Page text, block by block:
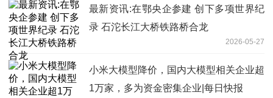
最新资讯:在鄂央企参建 创下多项世界纪
录 石沱长江大桥铁路桥合龙
2026-05-27
小米大模型降价，国内大模型相关企业超
1万家，多为资金密集企业|每日快报